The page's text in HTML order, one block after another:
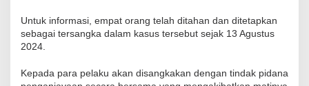
Untuk informasi, empat orang telah ditahan dan ditetapkan
sebagai tersangka dalam kasus tersebut sejak 13 Agustus
2024.
Kepada para pelaku akan disangkakan dengan tindak pidana